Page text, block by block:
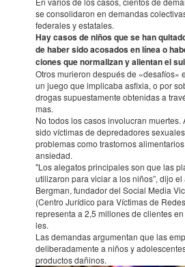
se conso­li­da­ron en deman­das
fede­ra­les y esta­ta­les.
Hay casos de niños que se han
de haber sido acosa­dos ​​en línea o
cio­nes que norma­li­zan y alien­tan el
Otros murie­ron después de «desa­fíos»
un juego que impli­caba asfi­xia, o por
drogas supues­ta­mente obte­ni­das a
mas.
No todos los casos invo­lu­c­ran muer­tes.
sido vícti­mas de depre­da­do­res
proble­mas como tras­tor­nos
ansie­dad.
"Los alega­tos prin­cipa­les son que las
utiliza­ron para viciar a los niños”, dijo
Berg­man, funda­dor del Social Media
(Centro Jurídico para Vícti­mas de
repre­senta a 2,5 millo­nes de clien­tes
les.
Las deman­das argu­men­tan que las
delibe­ra­da­mente a niños y
produc­tos dañi­nos.